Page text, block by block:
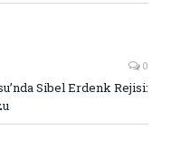
0
Sibel Erdenk Rejisi: